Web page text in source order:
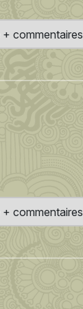
+ commentaires
+ commentaires